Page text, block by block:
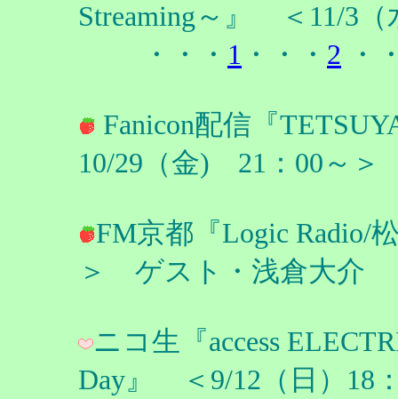
Streaming～』 ＜11/3（
・・・ 1 ・・・ 2 ・
Fanicon配信『
10/29（金) 21：00～
FM京都『Logic Radio/
＞ ゲスト・浅倉大介
ニコ生『access
Day』 ＜9/12（日）18